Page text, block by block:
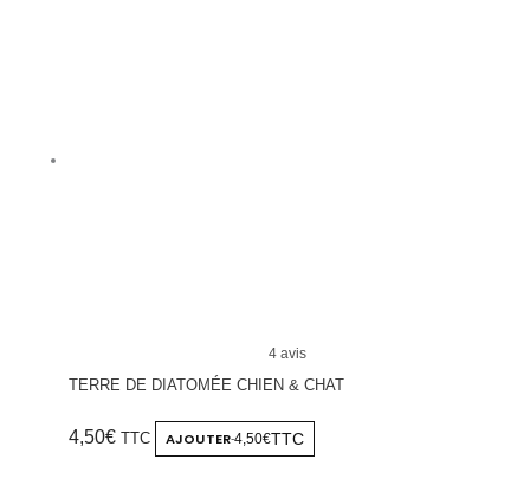
4 avis
TERRE DE DIATOMÉE CHIEN & CHAT
4,50€ TTC AJOUTER-4,50€TTC